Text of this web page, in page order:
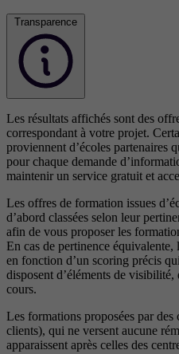
Transparence
Les résultats affichés sont des
correspondant à votre projet.
proviennent d’écoles partenaires
pour chaque demande
maintenir un service gratuit et
Les offres de formation issues
d’abord classées selon leur
afin de vous proposer les
En cas de pertinence équivalente,
en fonction d’un scoring précis
disposent d’éléments de visibilité,
cours.
Les formations proposées par des
clients), qui ne versent aucune
apparaissent après celles des